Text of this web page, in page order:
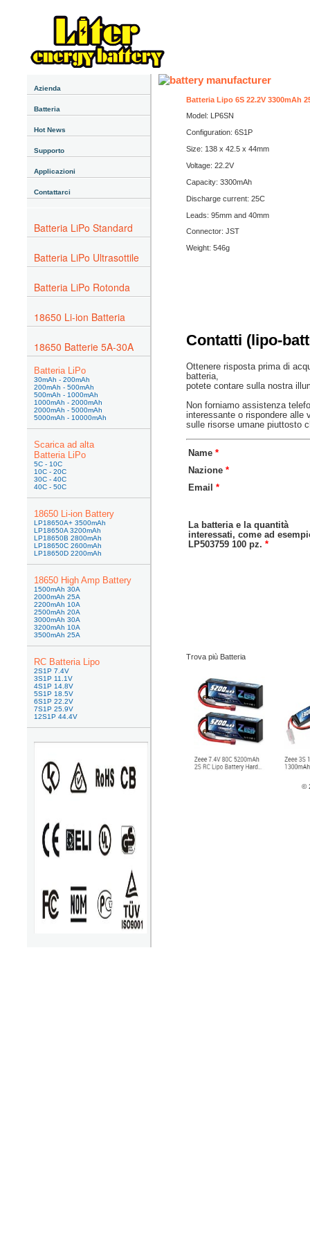
Azienda
Batteria
Hot News
Supporto
Applicazioni
Contattarci
Batteria LiPo Standard
Batteria LiPo Ultrasottile
Batteria LiPo Rotonda
18650 Li-ion Batteria
18650 Batterie 5A-30A
Batteria LiPo
30mAh - 200mAh
200mAh - 500mAh
500mAh - 1000mAh
1000mAh - 2000mAh
2000mAh - 5000mAh
5000mAh - 10000mAh
Scarica ad alta
Batteria LiPo
5C - 10C
10C - 20C
30C - 40C
40C - 50C
18650 Li-ion Battery
LP18650A+ 3500mAh
LP18650A 3200mAh
LP18650B 2800mAh
LP18650C 2600mAh
LP18650D 2200mAh
18650 High Amp Battery
1500mAh 30A
2000mAh 25A
2200mAh 10A
2500mAh 20A
3000mAh 30A
3200mAh 10A
3500mAh 25A
RC Batteria Lipo
2S1P 7.4V
3S1P 11.1V
4S1P 14.8V
5S1P 18.5V
6S1P 22.2V
7S1P 25.9V
12S1P 44.4V
Batteria Lipo 6S 22.2V 3300mAh
Model: LP6SN
Configuration: 6S1P
Size: 138 x 42.5 x 44mm
Voltage: 22.2V
Capacity: 3300mAh
Discharge current: 25C
Leads: 95mm and 40mm
Connector: JST
Weight: 546g
Contatti (lipo-
Ottenere risposta prima di
batteria,
potete contare sulla nostra
Non forniamo assistenza
interessante o rispondere alle
sulle risorse umane piuttosto
Name*
Nazione*
Email*
La batteria e la quantità
interessati, come ad
LP503759 100 pz.*
Trova più Batteria
©